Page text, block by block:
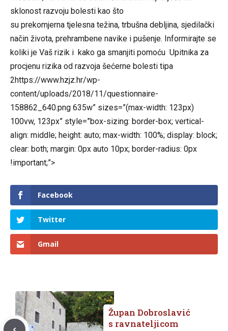
sklonost razvoju bolesti kao što
su prekomjerna tjelesna težina, trbušna debljina, sjedilački
način života, prehrambene navike i pušenje. Informirajte se
koliki je Vaš rizik i kako ga smanjiti pomoću Upitnika za
procjenu rizika od razvoja šećerne bolesti tipa
2https://www.hzjz.hr/wp-
content/uploads/2018/11/questionnaire-
158862_640.png 635w” sizes=”(max-width: 123px)
100vw, 123px” style=”box-sizing: border-box; vertical-
align: middle; height: auto; max-width: 100%; display: block;
clear: both; margin: 0px auto 10px; border-radius: 0px
!important;”>
Facebook
Twitter
Gmail
Župan Dobroslavić
s ravnateljicom